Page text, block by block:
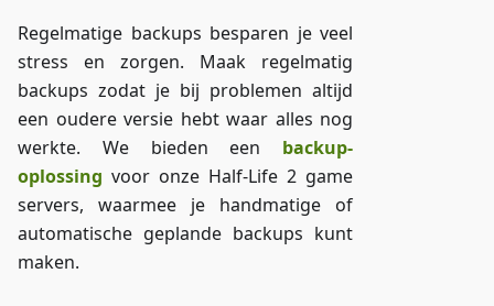
Regelmatige backups besparen je veel
stress en zorgen. Maak regelmatig
backups zodat je bij problemen altijd
een oudere versie hebt waar alles nog
werkte. We bieden een backup-
oplossing voor onze Half-Life 2 game
servers, waarmee je handmatige of
automatische geplande backups kunt
maken.